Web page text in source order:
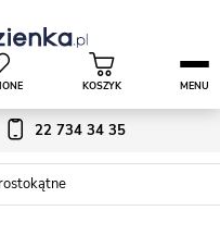
22 734 34 35
KOSZYK MENU